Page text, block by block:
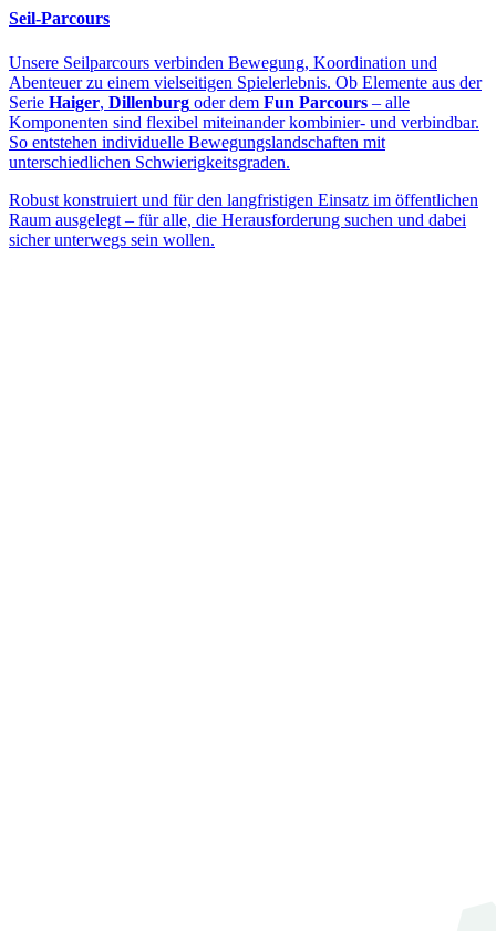
Seil-Parcours
Unsere Seilparcours verbinden Bewegung, Koordination und
Abenteuer zu einem vielseitigen Spielerlebnis. Ob Elemente aus der
Serie Haiger, Dillenburg oder dem Fun Parcours – alle
Komponenten sind flexibel miteinander kombinier- und verbindbar.
So entstehen individuelle Bewegungslandschaften mit
unterschiedlichen Schwierigkeitsgraden.
Robust konstruiert und für den langfristigen Einsatz im öffentlichen
Raum ausgelegt – für alle, die Herausforderung suchen und dabei
sicher unterwegs sein wollen.